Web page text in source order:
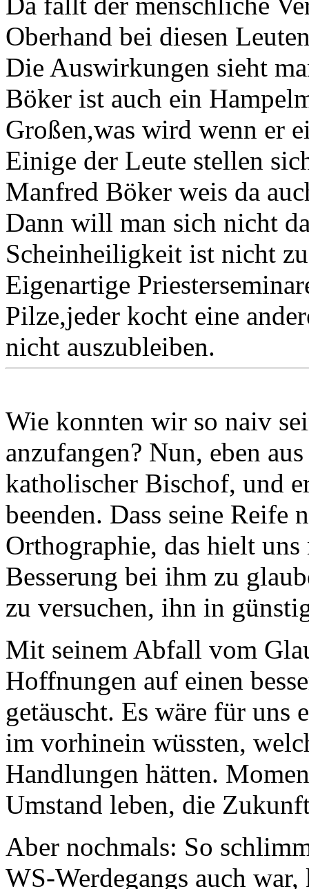
Oberhand bei diesen
Die Auswirkungen sieht
Böker ist auch ein
Großen,was wird wenn er
Einige der Leute stellen
Manfred Böker weis da
Dann will man sich nicht
Scheinheiligkeit ist nicht
Eigenartige
Pilze,jeder kocht eine
nicht auszubleiben.
Wie konnten wir so naiv
anzufangen? Nun, eben
katholischer Bischof, und
beenden. Dass seine Reife
Orthographie, das hielt
Besserung bei ihm zu
zu versuchen, ihn in
Mit seinem Abfall vom
Hoffnungen auf einen
getäuscht. Es wäre für uns
im vorhinein wüssten,
Handlungen hätten.
Umstand leben, die
Aber nochmals: So
WS-Werdegangs auch